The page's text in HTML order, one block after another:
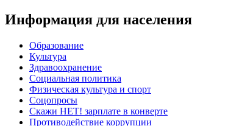
Информация для населения
Образование
Культура
Здравоохранение
Социальная политика
Физическая культура и спорт
Соцопросы
Скажи НЕТ! зарплате в конверте
Противодействие коррупции